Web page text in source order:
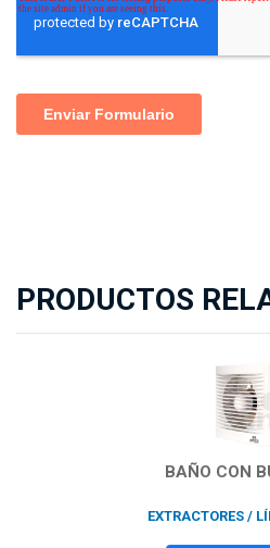
PRODUCTOS
BAÑO CON
EXTRACTORES /